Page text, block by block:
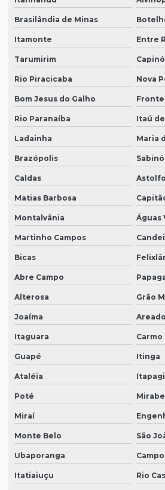
Brasilândia de Minas
Itamonte Entre
Tarumirim
Rio Piracicaba Nova
Bom Jesus do Galho
Rio Paranaíba Itaú
Ladainha Maria
Brazópolis
Caldas
Matias Barbosa
Montalvânia Águas
Martinho Campos
Bicas
Abre Campo
Alterosa Grão
Joaíma Areado
Itaguara Carmo
Guapé Itinga
Ataléia
Poté
Miraí
Monte Belo São
Ubaporanga
Itatiaiuçu Rio